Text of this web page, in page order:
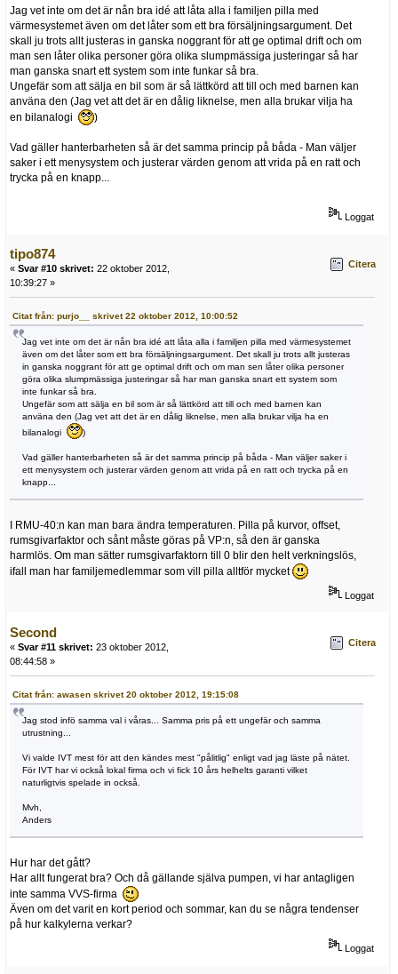
Jag vet inte om det är nån bra idé att låta alla i familjen pilla med
värmesystemet även om det låter som ett bra försäljningsargument. Det
skall ju trots allt justeras in ganska noggrant för att ge optimal drift och om
man sen låter olika personer göra olika slumpmässiga justeringar så har
man ganska snart ett system som inte funkar så bra.
Ungefär som att sälja en bil som är så lättkörd att till och med barnen kan
använa den (Jag vet att det är en dålig liknelse, men alla brukar vilja ha
en bilanalogi
)
Vad gäller hanterbarheten så är det samma princip på båda - Man väljer
saker i ett menysystem och justerar värden genom att vrida på en ratt och
trycka på en knapp...
Loggat
tipo874
« Svar #10 skrivet: 22 oktober 2012,
10:39:27 »
Citera
Citat från: purjo__ skrivet 22 oktober 2012, 10:00:52
Jag vet inte om det är nån bra idé att låta alla i familjen pilla med värmesystemet
även om det låter som ett bra försäljningsargument. Det skall ju trots allt justeras
in ganska noggrant för att ge optimal drift och om man sen låter olika personer
göra olika slumpmässiga justeringar så har man ganska snart ett system som
inte funkar så bra.
Ungefär som att sälja en bil som är så lättkörd att till och med barnen kan
använa den (Jag vet att det är en dålig liknelse, men alla brukar vilja ha en
bilanalogi
)
Vad gäller hanterbarheten så är det samma princip på båda - Man väljer saker i
ett menysystem och justerar värden genom att vrida på en ratt och trycka på en
knapp...
I RMU-40:n kan man bara ändra temperaturen. Pilla på kurvor, offset,
rumsgivarfaktor och sånt måste göras på VP:n, så den är ganska
harmlös. Om man sätter rumsgivarfaktorn till 0 blir den helt verkningslös,
ifall man har familjemedlemmar som vill pilla alltför mycket
Loggat
Second
« Svar #11 skrivet: 23 oktober 2012,
08:44:58 »
Citera
Citat från: awasen skrivet 20 oktober 2012, 19:15:08
Jag stod infö samma val i våras... Samma pris på ett ungefär och samma
utrustning...
Vi valde IVT mest för att den kändes mest "pålitlig" enligt vad jag läste på nätet.
För IVT har vi också lokal firma och vi fick 10 års helhelts garanti vilket
naturligtvis spelade in också.
Mvh,
Anders
Hur har det gått?
Har allt fungerat bra? Och då gällande själva pumpen, vi har antagligen
inte samma VVS-firma
Även om det varit en kort period och sommar, kan du se några tendenser
på hur kalkylerna verkar?
Loggat